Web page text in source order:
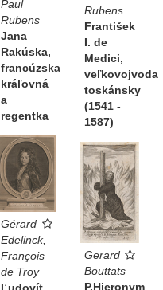
Rubens
František
I. de
Medici,
veľkovojvoda
toskánsky
(1541 -
1587)
Paul
Rubens
Jana
Rakúska,
francúzska
kráľovná
a
regentka
Gérard
Edelinck,
François
de Troy
Gerard
Bouttats
P.Hieronym